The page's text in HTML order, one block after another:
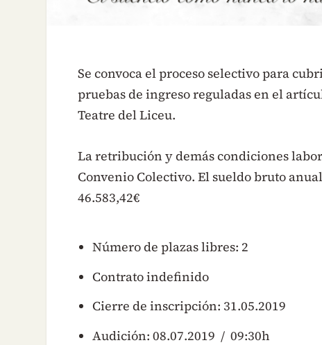
Se convoca el proceso selectivo para
pruebas de ingreso reguladas en el
Teatre del Liceu.
La retribución y demás condiciones
Convenio Colectivo. El sueldo bruto
46.583,42€
Número de plazas libres: 2
Contrato indefinido
Cierre de inscripción: 31.05.2019
Audición: 08.07.2019 / 09:30h